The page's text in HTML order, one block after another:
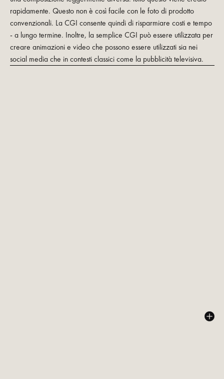
rapidamente. Questo non è così facile con le foto di prodotto
convenzionali. La CGI consente quindi di risparmiare costi e tempo
- a lungo termine. Inoltre, la semplice CGI può essere utilizzata per
creare animazioni e video che possono essere utilizzati sia nei
social media che in contesti classici come la pubblicità televisiva.